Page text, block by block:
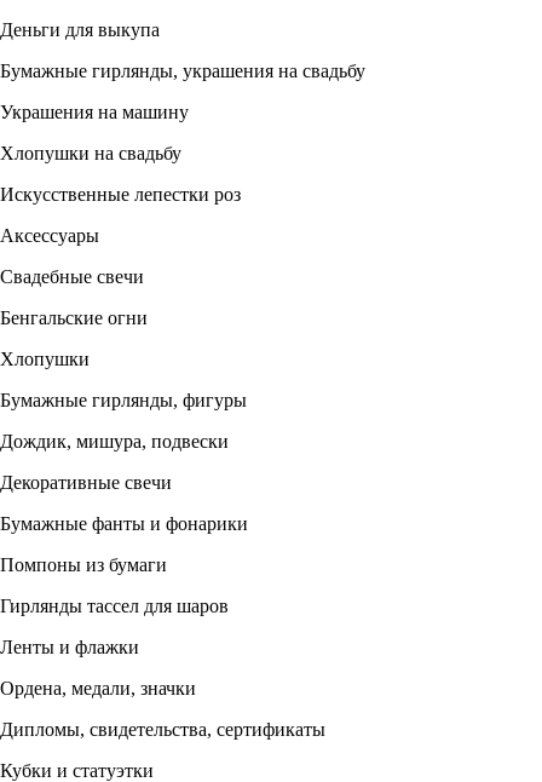
Деньги для выкупа
Бумажные гирлянды, украшения на свадьбу
Украшения на машину
Хлопушки на свадьбу
Искусственные лепестки роз
Аксессуары
Свадебные свечи
Бенгальские огни
Хлопушки
Бумажные гирлянды, фигуры
Дождик, мишура, подвески
Декоративные свечи
Бумажные фанты и фонарики
Помпоны из бумаги
Гирлянды тассел для шаров
Ленты и флажки
Ордена, медали, значки
Дипломы, свидетельства, сертификаты
Кубки и статуэтки